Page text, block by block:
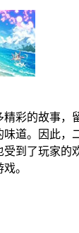
彩的故事，
味道。因此，
到了玩家的
。